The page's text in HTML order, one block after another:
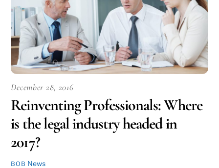
December 28, 2016
Reinventing Professionals: Where
is the legal industry headed in
2017?
BOB News